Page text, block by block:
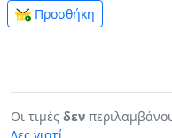
Προσθήκη
Οι τιμές δεν